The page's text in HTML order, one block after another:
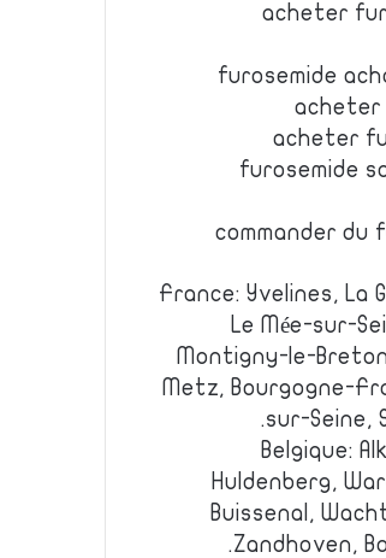
acheter
furosemide
acheter
acheter
furosemide
commander du
France: Yvelines, La
Le Mée-sur-
Montigny-le-
Metz, Bourgogne-
sur-Seine,
Belgique:
Huldenberg,
Buissenal,
Zandhoven,